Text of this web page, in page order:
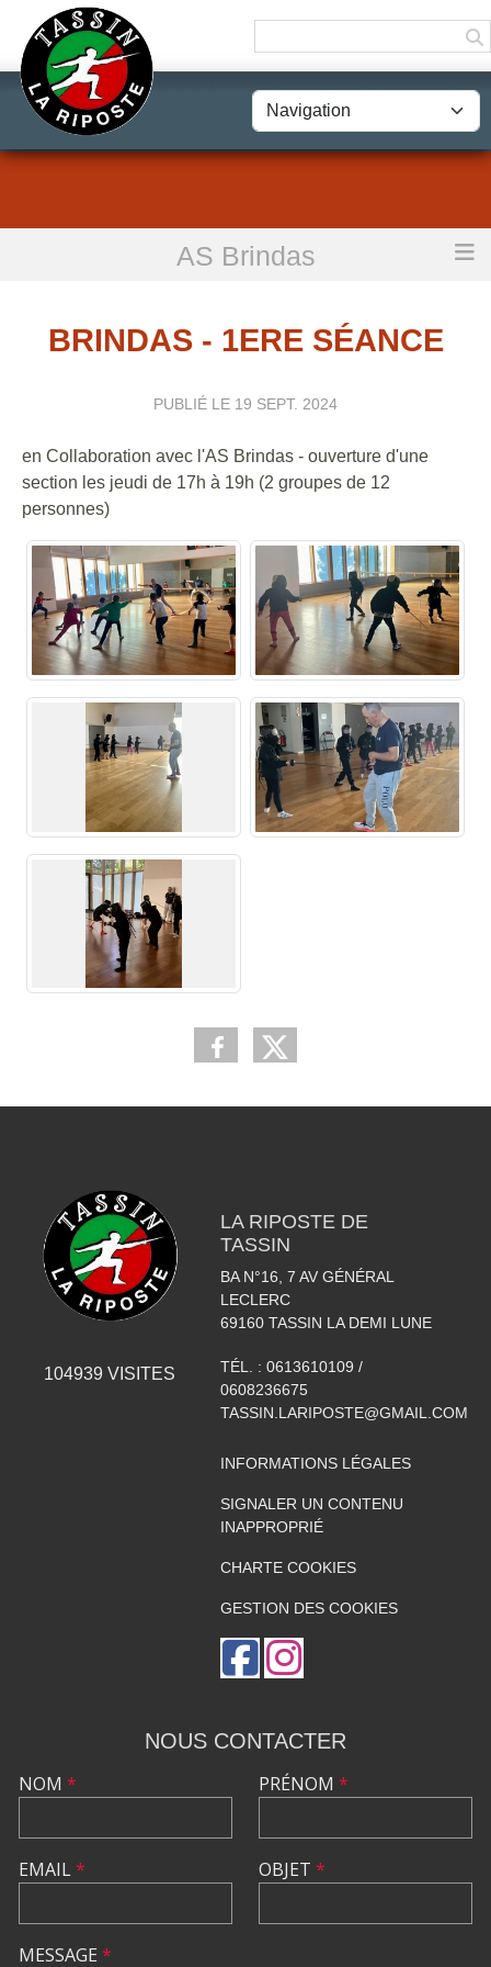
AS Brindas
Brindas - 1ere Séance
BRINDAS - 1ERE SÉANCE
PUBLIÉ LE 19 SEPT. 2024
en Collaboration avec l'AS Brindas - ouverture d'une
section les jeudi de 17h à 19h (2 groupes de 12
personnes)
104939 VISITES
LA RIPOSTE DE
TASSIN
BA N°16, 7 AV GÉNÉRAL
LECLERC
69160 TASSIN LA DEMI LUNE
TÉL. : 0613610109 /
0608236675
TASSIN.LARIPOSTE@GMAIL.COM
INFORMATIONS LÉGALES
SIGNALER UN CONTENU
INAPPROPRIÉ
CHARTE COOKIES
GESTION DES COOKIES
NOUS CONTACTER
NOM *
EMAIL*
PRÉNOM *
OBJET *
MESSAGE *
Panneau de gestion des cookies